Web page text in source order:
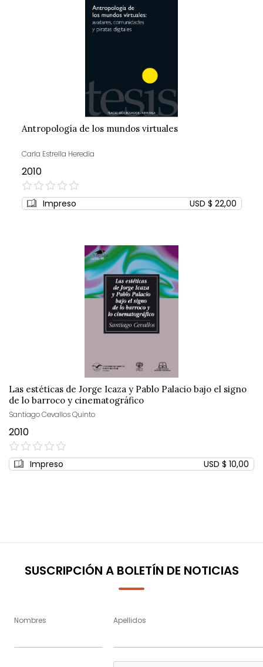
Antropología de los mundos virtuales
Carla Estrella Heredia
2010
0%
Impreso USD $ 22,00
Las estéticas de Jorge Icaza y Pablo Palacio bajo el signo
de lo barroco y cinematográfico
Santiago Cevallos Quinto
2010
0%
Impreso USD $ 10,00
SUSCRIPCIÓN A BOLETÍN DE NOTICIAS
Nombres Apellidos